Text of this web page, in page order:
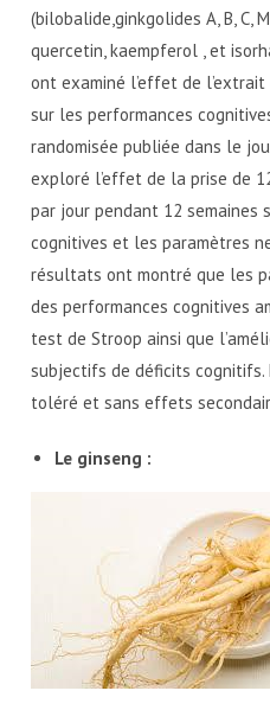
(bilobalide,ginkgolides A, B, C,
quercetin, kaempferol , et
ont examiné l’effet de
sur les performances
randomisée publiée dans le
exploré l’effet de la prise de
par jour pendant 12 semaines
cognitives et les paramètres
résultats ont montré que les
des performances cognitives
test de Stroop ainsi que
subjectifs de déficits
toléré et sans effets
Le ginseng :